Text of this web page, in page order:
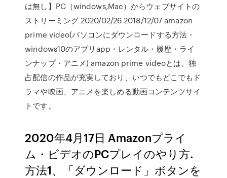
は無し】PC（windows,Mac）からウェブサイトの
ストリーミング 2020/02/26 2018/12/07 amazon
prime video(パソコンにダウンロードする方法・
windows10のアプリapp・レンタル・履歴・ライ
ンナップ・アニメ) amazon prime videoとは、独
占配信の作品が充実しており、いつでもどこでもド
ラマや映画、アニメを楽しめる動画コンテンツサイ
トです。
2020年4月17日 Amazonプライ
ム・ビデオのPCプレイのやり方.
方法1、「ダウンロード」ボタンを